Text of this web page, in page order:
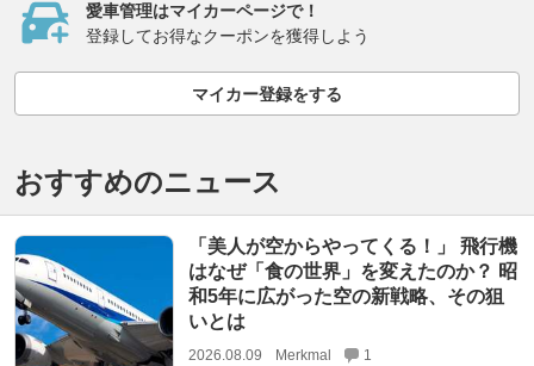
愛車管理はマイカーページで！
登録してお得なクーポンを獲得しよう
マイカー登録をする
おすすめのニュース
「美人が空からやってくる！」 飛行機
はなぜ「食の世界」を変えたのか？ 昭
和5年に広がった空の新戦略、その狙
いとは
2026.08.09 Merkmal 1